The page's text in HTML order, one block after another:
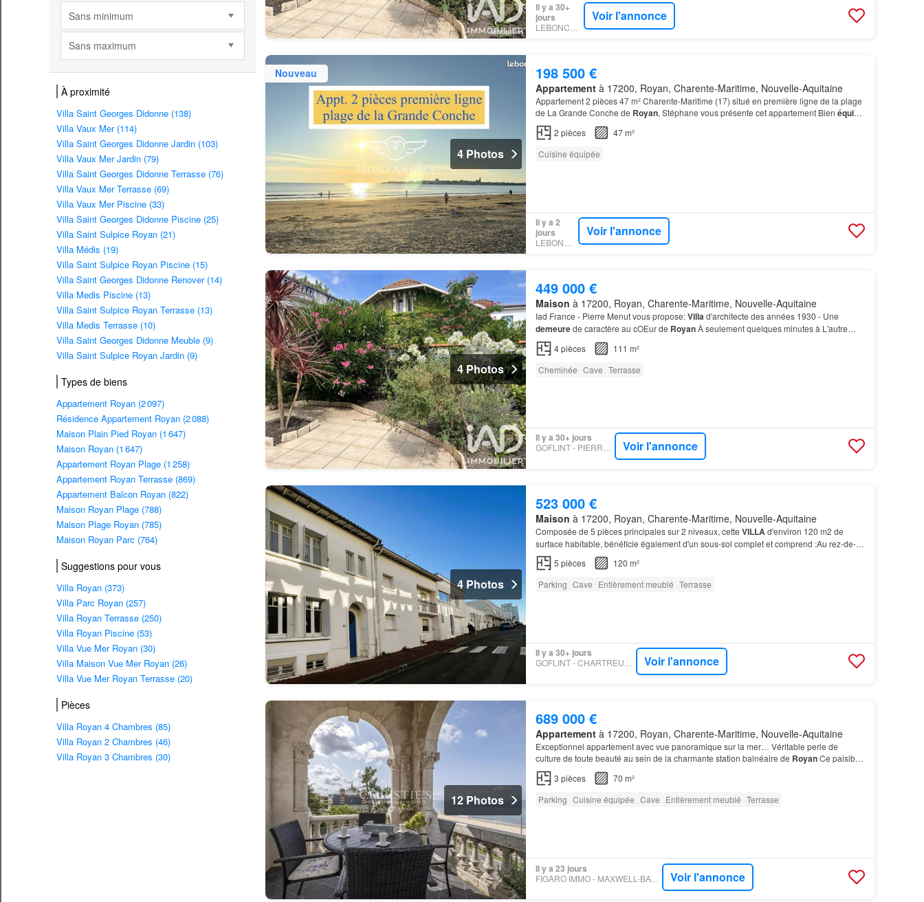
Sans minimum
Sans maximum
À proximité
Villa Saint Georges Didonne (138)
Villa Vaux Mer (114)
Villa Saint Georges Didonne Jardin (103)
Villa Vaux Mer Jardin (79)
Villa Saint Georges Didonne Terrasse (76)
Villa Vaux Mer Terrasse (69)
Villa Vaux Mer Piscine (33)
Villa Saint Georges Didonne Piscine (25)
Villa Saint Sulpice Royan (21)
Villa Médis (19)
Villa Saint Sulpice Royan Piscine (15)
Villa Saint Georges Didonne Renover (14)
Villa Medis Piscine (13)
Villa Saint Sulpice Royan Terrasse (13)
Villa Medis Terrasse (10)
Villa Saint Georges Didonne Meuble (9)
Villa Saint Sulpice Royan Jardin (9)
Types de biens
Appartement Royan (2 097)
Résidence Appartement Royan (2 088)
Maison Plain Pied Royan (1 647)
Maison Royan (1 647)
Appartement Royan Plage (1 258)
Appartement Royan Terrasse (869)
Appartement Balcon Royan (822)
Maison Royan Plage (788)
Maison Plage Royan (785)
Maison Royan Parc (764)
Suggestions pour vous
Villa Royan (373)
Villa Parc Royan (257)
Villa Royan Terrasse (250)
Villa Royan Piscine (53)
Villa Vue Mer Royan (30)
Villa Maison Vue Mer Royan (26)
Villa Vue Mer Royan Terrasse (20)
Pièces
Villa Royan 4 Chambres (85)
Villa Royan 2 Chambres (46)
Villa Royan 3 Chambres (30)
Il y a 30+
jours
LEBONCOIN
Voir l'annonce
Nouveau
4 Photos
198 500 €
Appartementà 17200, Royan, Charente-Maritime, Nouvelle-Aquitaine
Appartement 2 pièces 47 m² Charente-Maritime (17) situé en première ligne de la plage
de La Grande Conche de Royan, Stéphane vous présente cet appartement Bien équipé
d'huisseries double vitrage en P.V.C et aluminium et radia…
2 pièces
47 m²
Cuisine équipée
Il y a 2
jours
LEBONCOIN
Voir l'annonce
4 Photos
449 000 €
Maison à 17200, Royan, Charente-Maritime, Nouvelle-Aquitaine
Iad France - Pierre Menut vous propose:Villad'architecte des années 1930 - Une
demeurede caractère au cOEur de RoyanÀ seulement quelques minutes à L'autre
véritable atout reside dans son sous-sol de 48 m², déjà
4pièces
111 m²
Cheminée Cave Terrasse
Il y a 30+ jours
GOFLINT - PIERRE MENUT Voir l'annonce
4 Photos
523 000 €
Maison à 17200, Royan, Charente-Maritime, Nouvelle-Aquitaine
Composée de 5 pièces principales sur 2 niveaux, cette VILLAd'environ 120 m2 de
surface habitable, bénéficie également d'un sous-sol complet et comprend :Au rez-de-
chaussée: hall d'entrée, séjour ouvrant sur terrasse de 30 m2…
5 pièces
120 m²
Parking Cave Entièrement meublé Terrasse
Il y a 30+ jours
GOFLINT - CHARTREUX IMMOBILIER Voir l'annonce
12 Photos
689 000 €
Appartementà 17200, Royan, Charente-Maritime, Nouvelle-Aquitaine
Exceptionnel appartement avec vue panoramique sur la mer… Véritable perle de
culture de toute beauté au sein de la charmante station balnéaire de RoyanCe paisible
nid d’amour est vendu
3 pièces
70 m²
Parking Cuisine équipée Cave Entièrement meublé Terrasse
Il y a 23 jours
FIGARO IMMO - MAXWELL-BAYNES CHRISTIE'S INTERNATIONAL REAL ESTATE - LA ROCHELLE - ÎLE DE RÉ Voir l'annonce